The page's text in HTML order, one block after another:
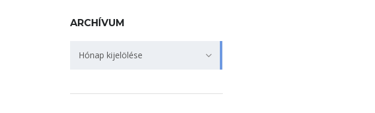
ARCHÍVUM
Hónap kijelölése